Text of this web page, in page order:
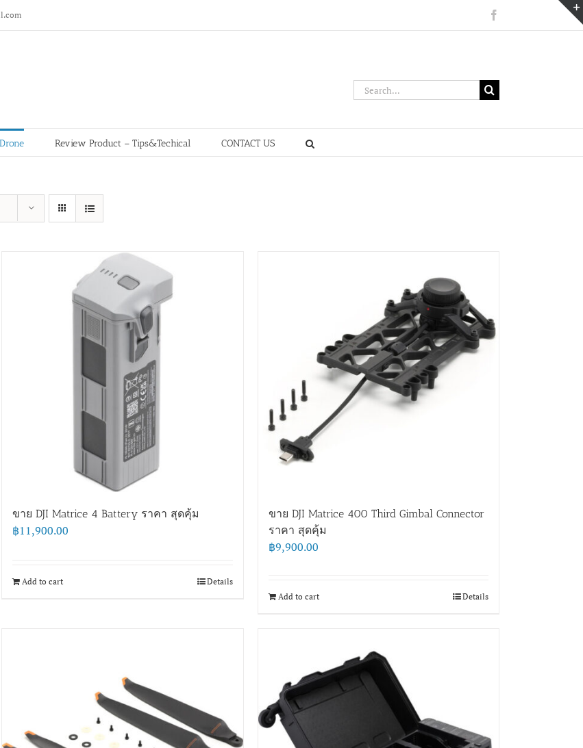
Search
for:
Review Product – Tips&Techical CONTACT US
ขาย DJI Matrice 4 Battery ราคา สุดคุ้ม
฿11,900.00
Add to cart Details
ขาย DJI Matrice 400 Third Gimbal Connector
ราคา สุดคุ้ม
฿9,900.00
Add to cart Details